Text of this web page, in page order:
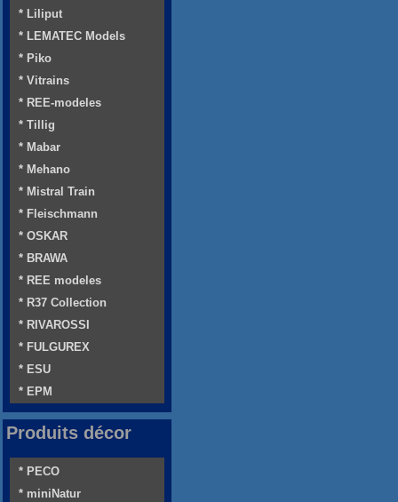
* Liliput
* LEMATEC Models
* Piko
* Vitrains
* REE-modeles
* Tillig
* Mabar
* Mehano
* Mistral Train
* Fleischmann
* OSKAR
* BRAWA
* REE modeles
* R37 Collection
* RIVAROSSI
* FULGUREX
* ESU
* EPM
Produits décor
* PECO
* miniNatur